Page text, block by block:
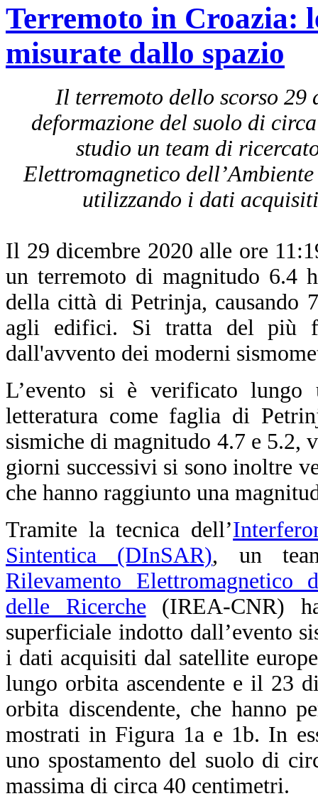
Terremoto in Croazia:
misurate dallo spazio
Il terremoto dello scorso 29
deformazione del suolo di
studio un team di
Elettromagnetico
utilizzando i dati
Il 29 dicembre 2020 alle ore
un terremoto di magnitudo 6.4
della città di Petrinja,
agli edifici. Si tratta del più
dall'avvento dei moderni
L’evento si è verificato lungo
letteratura come faglia di
sismiche di magnitudo 4.7 e 5.2,
giorni successivi si sono inoltre
che hanno raggiunto una
Tramite la tecnica dell’
Sintentica (DInSAR), un
Rilevamento Elettromagnetico
delle Ricerche (IREA-CNR)
superficiale indotto dall’evento
i dati acquisiti dal satellite
lungo orbita ascendente e il 23
orbita discendente, che hanno
mostrati in Figura 1a e 1b. In
uno spostamento del suolo di
massima di circa 40 centimetri.